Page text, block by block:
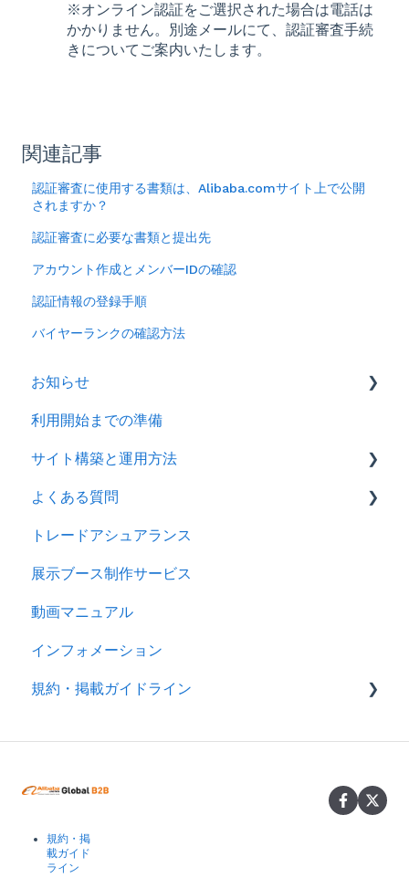
※オンライン認証をご選択された場合は電話は
かかりません。別途メールにて、認証審査手続
きについてご案内いたします。
関連記事
認証審査に使用する書類は、Alibaba.comサイト上で公開
されますか？
認証審査に必要な書類と提出先
アカウント作成とメンバーIDの確認
認証情報の登録手順
バイヤーランクの確認方法
お知らせ
2026年
2025年
2024年
利用開始までの準備
サイト構築と運用方法
会社情報を登録する
製品ページ登録の準備をする
製品ページを登録する
バイヤーからのメッセージに返信する
RFQを使ってバイヤーに売り込む
キーワード広告を利用する
よくある質問
ログイン
アカウント
製品情報
メッセージ
RFQ
トレードアシュアランス
トレードアシュアランス
展示ブース制作サービス
動画マニュアル
インフォメーション
規約・掲載ガイドライン
規約・掲
載ガイド
ライン